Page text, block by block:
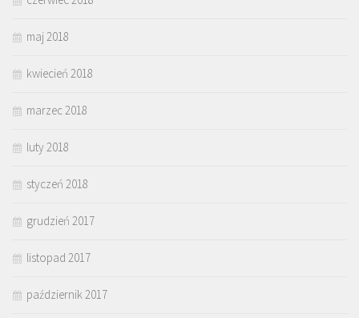
maj 2018
kwiecień 2018
marzec 2018
luty 2018
styczeń 2018
grudzień 2017
listopad 2017
październik 2017